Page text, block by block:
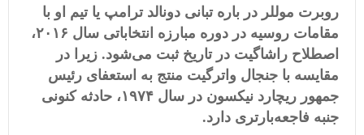
روبرت موللر در باره تبانی دونالد ترامپ یا تیم او با
مقامات روسیه در دوره مبارزه انتخاباتی سال
۲٠١۶،
اصطلاح راشا‌گیت در تاریخ ثبت می‌شود. زیرا در
مقایسه با جنجال واترگیت منتج به استعفای رئیس
جمهور ریچارد نیکسون در سال ١۹۷۴، حادثه کنونی
جنبه فاجعه‌بارتری دارد.